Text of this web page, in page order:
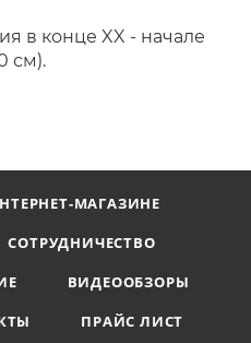
в конце XX - начале
100х140 см).
МАГАЗИНЕ
СОТРУДНИЧЕСТВО
ВИДЕООБЗОРЫ
ПРАЙС ЛИСТ